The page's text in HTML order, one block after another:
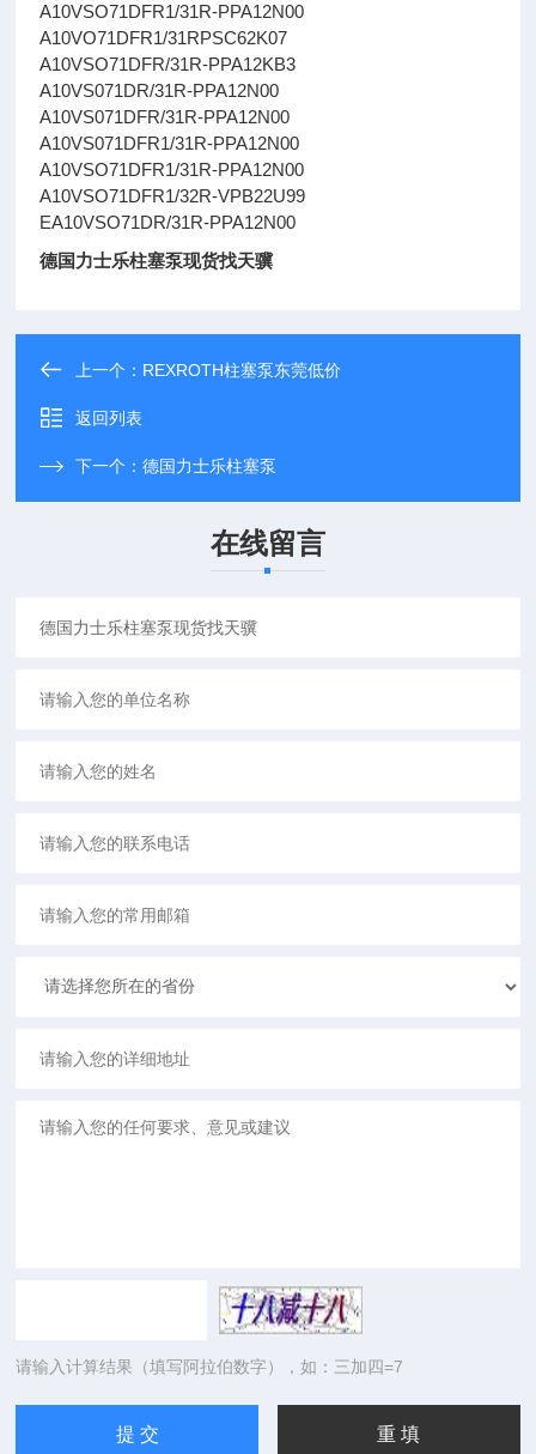
A10VSO71DFR1/31R-PPA12N00
A10VO71DFR1/31RPSC62K07
A10VSO71DFR/31R-PPA12KB3
A10VS071DR/31R-PPA12N00
A10VS071DFR/31R-PPA12N00
A10VS071DFR1/31R-PPA12N00
A10VSO71DFR1/31R-PPA12N00
A10VSO71DFR1/32R-VPB22U99
EA10VSO71DR/31R-PPA12N00
德国力士乐柱塞泵现货找天骥
上一个： REXROTH柱塞泵东莞低价
返回列表
下一个：德国力士乐柱塞泵
在线留言
请输入计算结果（填写阿拉伯数字），如：三加四=7